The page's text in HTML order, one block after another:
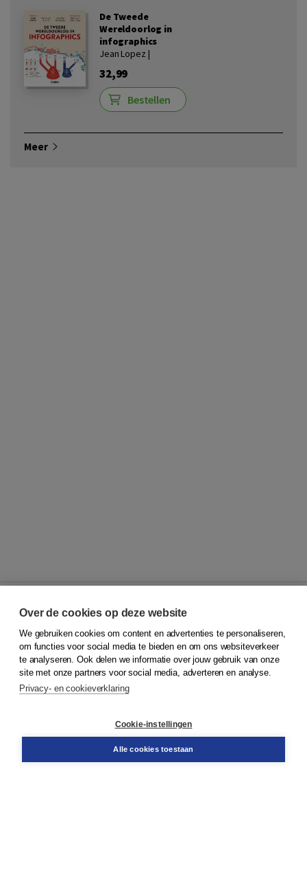
De Tweede
Wereldoorlog in
infographics
Jean Lopez |
32,99
Bestellen
Meer
© 2026Koninklijke Boom uitgevers
Klantenservice
Service & informatie
Contact
Over de cookies op deze website
We gebruiken cookies om content en advertenties te personaliseren,
om functies voor social media te bieden en om ons websiteverkeer
te analyseren. Ook delen we informatie over jouw gebruik van onze
site met onze partners voor social media, adverteren en analyse.
Privacy- en cookieverklaring
Cookie-instellingen
Alle cookies toestaan